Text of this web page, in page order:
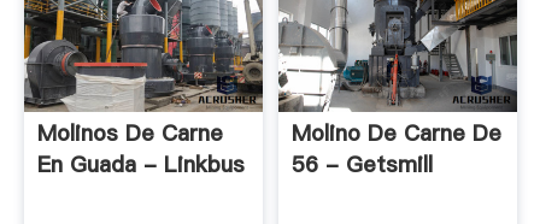
Molinos De Carne
En Guada - Linkbus
Molino De Carne De
56 - Getsmill